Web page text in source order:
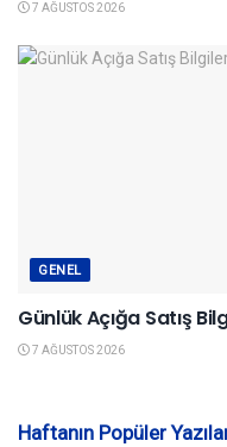
7 AĞUSTOS 2026
GENEL
Günlük Açığa Satış
7 AĞUSTOS 2026
Haftanın Popüler